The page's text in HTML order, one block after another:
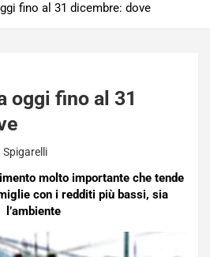
fino al 31 dicembre: dove
oggi fino al 31
Spigarelli
molto importante che tende
con i redditi più bassi, sia
l’ambiente